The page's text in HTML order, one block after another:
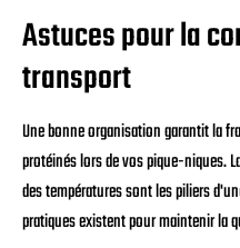
Astuces pour la
transport
Une bonne organisation garantit la
protéinés lors de vos pique-niques.
des températures sont les piliers
pratiques existent pour maintenir la